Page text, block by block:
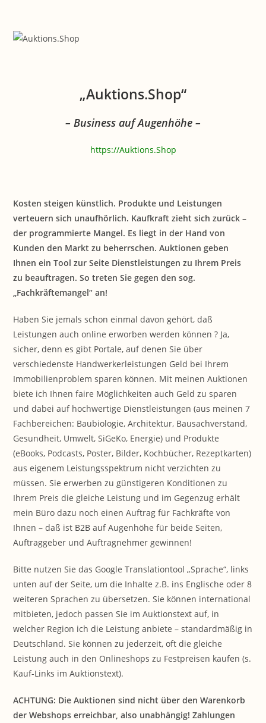
springen
„Auktions.Shop“
– Business auf Augenhöhe –
https://Auktions.Shop
Kosten steigen künstlich. Produkte und Leistungen
verteuern sich unaufhörlich. Kaufkraft zieht sich zurück –
der programmierte Mangel. Es liegt in der Hand von
Kunden den Markt zu beherrschen. Auktionen geben
Ihnen ein Tool zur Seite Dienstleistungen zu Ihrem Preis
zu beauftragen. So treten Sie gegen den sog.
„Fachkräftemangel“ an!
Haben Sie jemals schon einmal davon gehört, daß
Leistungen auch online erworben werden können ? Ja,
sicher, denn es gibt Portale, auf denen Sie über
verschiedenste Handwerkerleistungen Geld bei Ihrem
Immobilienproblem sparen können. Mit meinen Auktionen
biete ich Ihnen faire Möglichkeiten auch Geld zu sparen
und dabei auf hochwertige Dienstleistungen (aus meinen 7
Fachbereichen: Baubiologie, Architektur, Bausachverstand,
Gesundheit, Umwelt, SiGeKo, Energie) und Produkte
(eBooks, Podcasts, Poster, Bilder, Kochbücher, Rezeptkarten)
aus eigenem Leistungsspektrum nicht verzichten zu
müssen. Sie erwerben zu günstigeren Konditionen zu
Ihrem Preis die gleiche Leistung und im Gegenzug erhält
mein Büro dazu noch einen Auftrag für Fachkräfte von
Ihnen – daß ist B2B auf Augenhöhe für beide Seiten,
Auftraggeber und Auftragnehmer gewinnen!
Bitte nutzen Sie das Google Translationtool „Sprache“, links
unten auf der Seite, um die Inhalte z.B. ins Englische oder 8
weiteren Sprachen zu übersetzen. Sie können international
mitbieten, jedoch passen Sie im Auktionstext auf, in
welcher Region ich die Leistung anbiete – standardmäßig in
Deutschland. Sie können zu jederzeit, oft die gleiche
Leistung auch in den Onlineshops zu Festpreisen kaufen (s.
Kauf-Links im Auktionstext).
ACHTUNG: Die Auktionen sind nicht über den Warenkorb
der Webshops erreichbar, also unabhängig! Zahlungen